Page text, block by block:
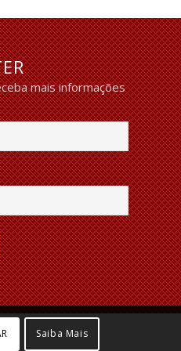
mais informações
Saiba Mais